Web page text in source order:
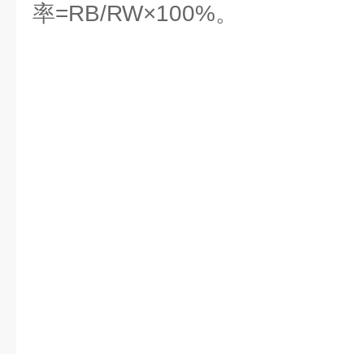
率=RB/RW×100%。